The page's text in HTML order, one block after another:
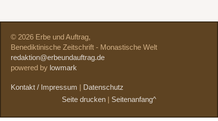
© 2026 Erbe und Auftrag,
Benediktinische Zeitschrift - Monastische Welt
redaktion@erbeundauftrag.de
powered by lowmark
Kontakt / Impressum
Datenschutz
Seite drucken
Seitenanfang^